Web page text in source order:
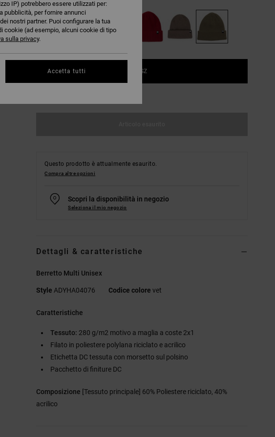
1SZ
Questo prodotto è attualmente esaurito.
Compra altre opzioni
Scopri la disponibilità in negozio
Seleziona il mio negozio
Dettagli & caratteristiche
Berretto Multi Unisex
Style ADYHA04076 Codice colore vet
Caratteristiche
Tessuto: 280 g/m2 motivo a maglia a coste 2x1
Filato in poliestere polylana riciclato e acrilico
Etichetta DC tessuta con morsetto sul polsino
Pacchetto di finiture DC
Composizione [Tessuto principale] 60% Poliestere riciclato, 40%
acrilico
IP) potrebbero essere utilizzati per:
pubblicità, per fornire annunci
nostri partner. Puoi configurare la tua
cookie (ad esempio, alcuni cookie di tipo
sulla privacy.
Accetta tutti